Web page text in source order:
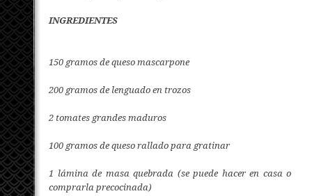
INGREDIENTES
150 gramos de queso mascarpone
200 gramos de lenguado en trozos
2 tomates grandes maduros
100 gramos de queso rallado para gratinar
1 lámina de masa quebrada (se puede hacer en casa o
comprarla precocinada)